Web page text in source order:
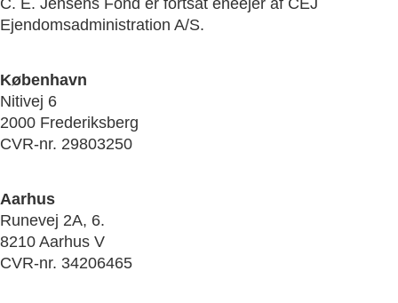
Ejendomsadministration A/S.
København
Nitivej 6
2000 Frederiksberg
CVR-nr. 29803250
Aarhus
Runevej 2A, 6.
8210 Aarhus V
CVR-nr. 34206465